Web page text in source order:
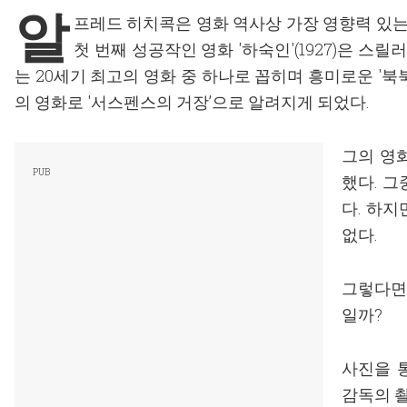
알 프레드 히치콕은 영화 역사상 가장 영향력 있
첫 번째 성공작인 영화 '하숙인'(1927)은 스릴
는 20세기 최고의 영화 중 하나로 꼽히며 흥미로운 '
의 영화로 '서스펜스의 거장’으로 알려지게 되었다.
그의 영
했다. 그
다. 하지
없다.
그렇다
일까?
사진을
감독의